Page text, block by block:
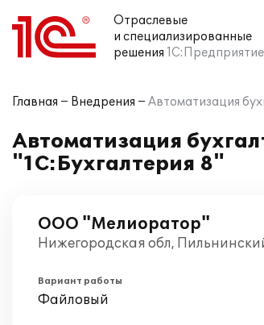
Отраслевые
и специализированные
решения 1С:Предприятие
Главная Внедрения Автоматизация
Автоматизация
"1С:Бухгалтерия 8"
ООО "Мелиоратор"
Нижегородская обл,
Вариант работы
Файловый